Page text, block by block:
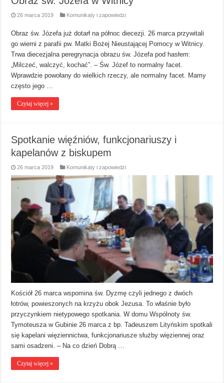
26 marca 2019 Komunikaty i zapowiedzi
Obraz św. Józefa już dotarł na północ diecezji. 26 marca przywitali
go wierni z parafii pw. Matki Bożej Nieustającej Pomocy w Witnicy.
Trwa diecezjalna peregrynacja obrazu św. Józefa pod hasłem:
„Milczeć, walczyć, kochać”. – Św. Józef to normalny facet.
Wprawdzie powołany do wielkich rzeczy, ale normalny facet. Mamy
często jego …
Czytaj więcej »
Spotkanie więźniów, funkcjonariuszy i
kapelanów z biskupem
26 marca 2019 Komunikaty i zapowiedzi
Kościół 26 marca wspomina św. Dyzmę czyli jednego z dwóch
łotrów, powieszonych na krzyżu obok Jezusa. To właśnie było
przyczynkiem nietypowego spotkania. W domu Wspólnoty św.
Tymoteusza w Gubinie 26 marca z bp. Tadeuszem Lityńskim spotkali
się kapelani więziennictwa, funkcjonariusze służby więziennej oraz
sami osadzeni. – Na co dzień Dobrą …
Czytaj więcej »